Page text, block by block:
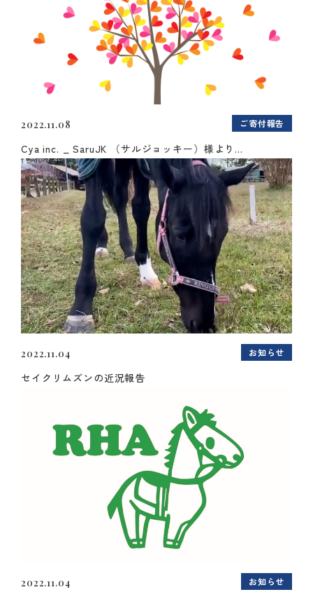
2022.11.08 ご寄付報告
Cya inc. _ SaruJK （サルジョッキー）様より...
2022.11.04 お知らせ
セイクリムズンの近況報告
2022.11.04 お知らせ